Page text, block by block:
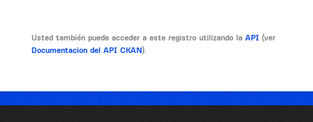
Usted también puede acceder a este registro utilizando la API (ver
Documentacion del API CKAN).